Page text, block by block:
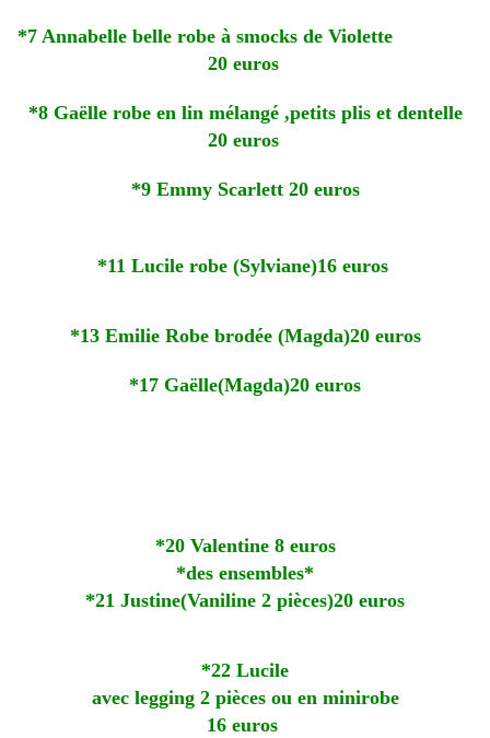
*7 Annabelle belle robe à smocks de Violette
20 euros
*8 Gaëlle robe en lin mélangé ,petits plis et dentelle
20 euros
*9 Emmy Scarlett 20 euros
*11 Lucile robe (Sylviane)16 euros
*13 Emilie Robe brodée (Magda)20 euros
*17 Gaëlle(Magda)20 euros
*20 Valentine 8 euros
*des ensembles*
*21 Justine(Vaniline 2 pièces)20 euros
*22 Lucile
avec legging 2 pièces ou en minirobe
16 euros